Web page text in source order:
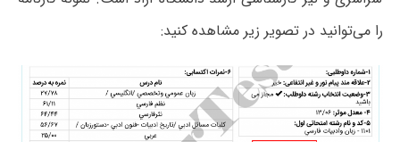
را می‌توانید در تصویر زیر مشاهده کنید: